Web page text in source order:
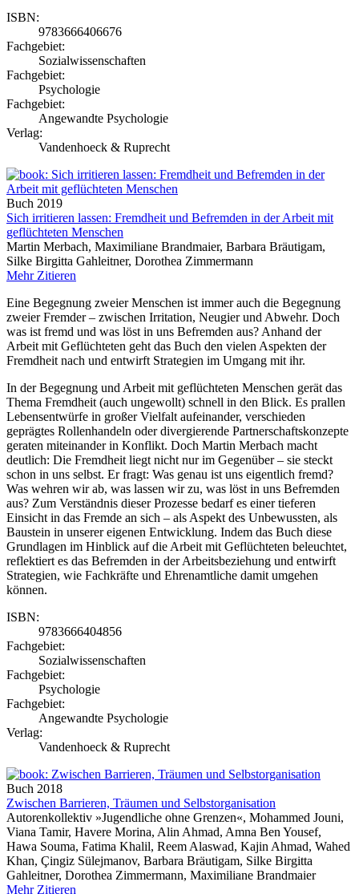
ISBN:
9783666406676
Fachgebiet:
Sozialwissenschaften
Fachgebiet:
Psychologie
Fachgebiet:
Angewandte Psychologie
Verlag:
Vandenhoeck & Ruprecht
Buch 2019
Sich irritieren lassen: Fremdheit und Befremden in der Arbeit mit
geflüchteten Menschen
Martin Merbach, Maximiliane Brandmaier, Barbara Bräutigam,
Silke Birgitta Gahleitner, Dorothea Zimmermann
Mehr Zitieren
Eine Begegnung zweier Menschen ist immer auch die Begegnung
zweier Fremder – zwischen Irritation, Neugier und Abwehr. Doch
was ist fremd und was löst in uns Befremden aus? Anhand der
Arbeit mit Geflüchteten geht das Buch den vielen Aspekten der
Fremdheit nach und entwirft Strategien im Umgang mit ihr.
In der Begegnung und Arbeit mit geflüchteten Menschen gerät das
Thema Fremdheit (auch ungewollt) schnell in den Blick. Es prallen
Lebensentwürfe in großer Vielfalt aufeinander, verschieden
geprägtes Rollenhandeln oder divergierende Partnerschaftskonzepte
geraten miteinander in Konflikt. Doch Martin Merbach macht
deutlich: Die Fremdheit liegt nicht nur im Gegenüber – sie steckt
schon in uns selbst. Er fragt: Was genau ist uns eigentlich fremd?
Was wehren wir ab, was lassen wir zu, was löst in uns Befremden
aus? Zum Verständnis dieser Prozesse bedarf es einer tieferen
Einsicht in das Fremde an sich – als Aspekt des Unbewussten, als
Baustein in unserer eigenen Entwicklung. Indem das Buch diese
Grundlagen im Hinblick auf die Arbeit mit Geflüchteten beleuchtet,
reflektiert es das Befremden in der Arbeitsbeziehung und entwirft
Strategien, wie Fachkräfte und Ehrenamtliche damit umgehen
können.
ISBN:
9783666404856
Fachgebiet:
Sozialwissenschaften
Fachgebiet:
Psychologie
Fachgebiet:
Angewandte Psychologie
Verlag:
Vandenhoeck & Ruprecht
Buch 2018
Zwischen Barrieren, Träumen und Selbstorganisation
Autorenkollektiv »Jugendliche ohne Grenzen«, Mohammed Jouni,
Viana Tamir, Havere Morina, Alin Ahmad, Amna Ben Yousef,
Hawa Souma, Fatima Khalil, Reem Alaswad, Kajin Ahmad, Wahed
Khan, Çingiz Sülejmanov, Barbara Bräutigam, Silke Birgitta
Gahleitner, Dorothea Zimmermann, Maximiliane Brandmaier
Mehr Zitieren